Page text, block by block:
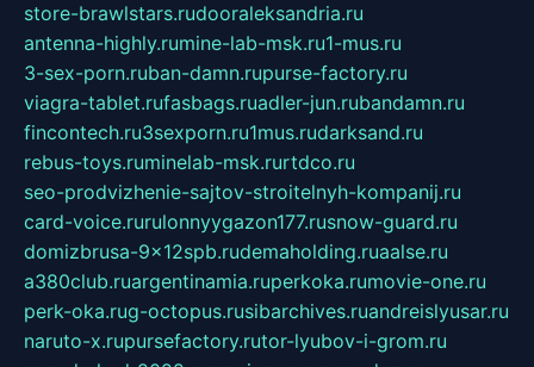
store-brawlstars.rudooraleksandria.ru
antenna-highly.rumine-lab-msk.ru1-mus.ru
3-sex-porn.ruban-damn.rupurse-factory.ru
viagra-tablet.rufasbags.ruadler-jun.rubandamn.ru
fincontech.ru3sexporn.ru1mus.rudarksand.ru
rebus-toys.ruminelab-msk.rurtdco.ru
seo-prodvizhenie-sajtov-stroitelnyh-kompanij.ru
card-voice.rurulonnyygazon177.rusnow-guard.ru
domizbrusa-9x12spb.rudemaholding.ruaalse.ru
a380club.ruargentinamia.ruperkoka.rumovie-one.ru
perk-oka.rug-octopus.rusibarchives.ruandreislyusar.ru
naruto-x.rupursefactory.rutor-lyubov-i-grom.ru